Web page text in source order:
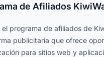
de Afiliados
el programa de afiliados de
publicitaria que ofrece
para sitios web y